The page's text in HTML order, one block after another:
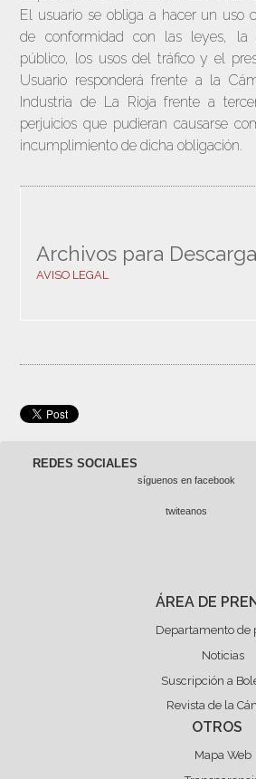
El usuario se obliga a hacer un uso
de conformidad con las leyes,
público, los usos del tráfico y el
Usuario responderá frente a la
Industria de La Rioja frente a
perjuicios que pudieran causarse
incumplimiento de dicha obligación.
Archivos para Descarga
AVISO LEGAL
REDES SOCIALES
síguenos en facebook
twiteanos
ÁREA DE
Departamento de
Noticias
Suscripción a
Revista de la
OTROS
Mapa Web